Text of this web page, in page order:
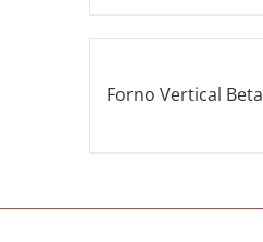
Forno Vertical Beta